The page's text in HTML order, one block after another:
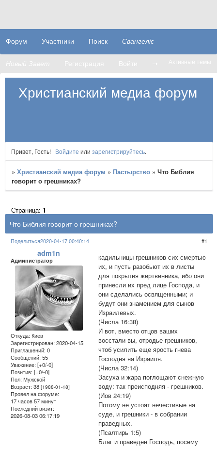
Христианский медиа форум
Форум Участники Поиск Євангеліє
Новый Завет Регистрация Войти ➝ Активные темы
Привет, Гость! Войдите или зарегистрируйтесь.
»Христианский медиа форум » Пастырство »Что Библия
говорит о грешниках?
Что Библия говорит о грешниках?
Страница:1
Поделиться 1
2020-04-17 00:40:14
adm1n
Администратор
Откуда: Киев
Зарегистрирован: 2020-04-15
Приглашений:0
Сообщений:55
Уважение: [+0/-0]
Позитив: [+0/-0]
Пол: Мужской
Возраст:38[1988-01-18]
Провел на форуме:
17 часов 57 минут
Последний визит:
2026-08-03 06:17:19
кадильницы грешников сих смертью
их, и пусть разобьют их в листы
для покрытия жертвенника, ибо они
принесли их пред лице Господа, и
они сделались освященными; и
будут они знамением для сынов
Израилевых.
(Числа 16:38)
И вот, вместо отцов ваших
восстали вы, отродье грешников,
чтоб усилить еще ярость гнева
Господня на Израиля.
(Числа 32:14)
Засуха и жара поглощают снежную
воду: так преисподняя - грешников.
(Иов 24:19)
Потому не устоят нечестивые на
суде, и грешники - в собрании
праведных.
(Псалтирь 1:5)
Благ и праведен Господь, посему